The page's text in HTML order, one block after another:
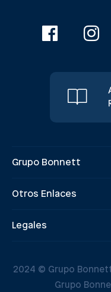
Grupo Bonnett
Otros Enlaces
Legales
2024 © Grupo
Grupo